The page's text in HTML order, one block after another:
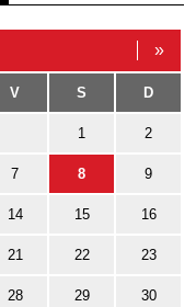
»
V S D
1 2
7 8 9
14 15 16
21 22 23
28 29 30